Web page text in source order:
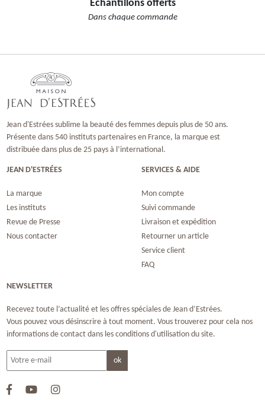
Échantillons offerts
Dans chaque commande
Jean d'Estrées sublime la beauté des femmes depuis plus de 50 ans.
Présente dans 540 instituts partenaires en France, la marque est
distribuée dans plus de 25 pays à l’international.
JEAN D'ESTRÉES
La marque
Les instituts
Revue de Presse
Nous contacter
SERVICES & AIDE
Mon compte
Suivi commande
Livraison et expédition
Retourner un article
Service client
FAQ
NEWSLETTER
Recevez toute l’actualité et les offres spéciales de Jean d’Estrées.
Vous pouvez vous désinscrire à tout moment. Vous trouverez pour cela nos
informations de contact dans les conditions d'utilisation du site.